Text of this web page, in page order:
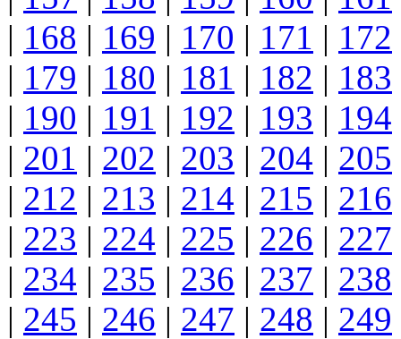
| 168 | 169 | 170 | 171 | 172
| 179 | 180 | 181 | 182 | 183
| 190 | 191 | 192 | 193 | 194
| 201 | 202 | 203 | 204 | 205
| 212 | 213 | 214 | 215 | 216
| 223 | 224 | 225 | 226 | 227
| 234 | 235 | 236 | 237 | 238
| 245 | 246 | 247 | 248 | 249